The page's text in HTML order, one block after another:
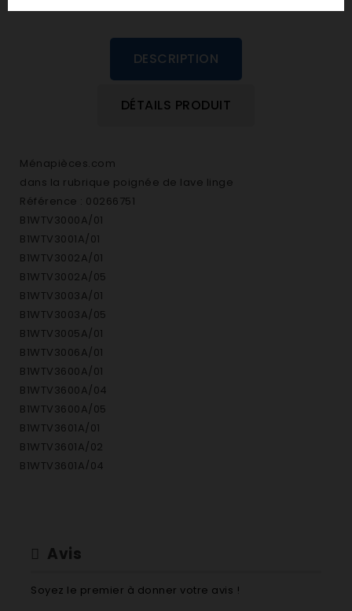
DESCRIPTION
DÉTAILS PRODUIT
Ménapièces.com
dans la rubrique poignée de lave linge
Référence : 00266751
B1WTV3000A/01
B1WTV3001A/01
B1WTV3002A/01
B1WTV3002A/05
B1WTV3003A/01
B1WTV3003A/05
B1WTV3005A/01
B1WTV3006A/01
B1WTV3600A/01
B1WTV3600A/04
B1WTV3600A/05
B1WTV3601A/01
B1WTV3601A/02
B1WTV3601A/04
B1WTV3800A/01
B1WTV3800A/05
Avis
Soyez le premier à donner votre avis !